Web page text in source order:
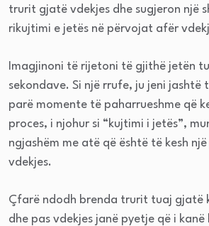
trurit gjatë vdekjes dhe sugjeron një
rikujtimi e jetës në përvojat afër
Imagjinoni të rijetoni të gjithë jetën
sekondave. Si një rrufe, ju jeni jashtë
parë momente të paharrueshme që
proces, i njohur si “kujtimi i jetës”,
ngjashëm me atë që është të kesh
vdekjes.
Çfarë ndodh brenda trurit tuaj gjatë
dhe pas vdekjes janë pyetje që i kanë